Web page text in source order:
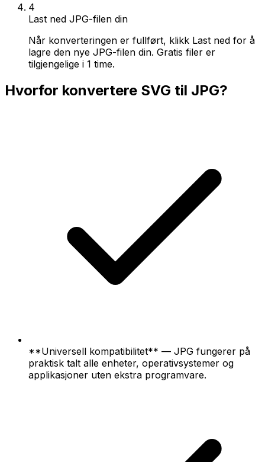
4
Last ned JPG-filen din
Når konverteringen er fullført, klikk Last ned for å
lagre den nye JPG-filen din. Gratis filer er
tilgjengelige i 1 time.
Hvorfor konvertere SVG til JPG?
**Universell kompatibilitet** — JPG fungerer på
praktisk talt alle enheter, operativsystemer og
applikasjoner uten ekstra programvare.